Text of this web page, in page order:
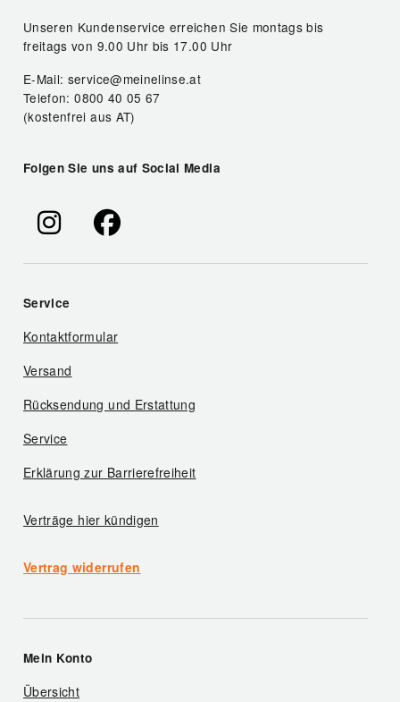
Unseren Kundenservice erreichen Sie montags bis
freitags von 9.00 Uhr bis 17.00 Uhr
E-Mail: service@meinelinse.at
Telefon: 0800 40 05 67
(kostenfrei aus AT)
Folgen Sie uns auf Social Media
Service
Kontaktformular
Versand
Rücksendung und Erstattung
Service
Erklärung zur Barrierefreiheit
Verträge hier kündigen
Vertrag widerrufen
Mein Konto
Übersicht